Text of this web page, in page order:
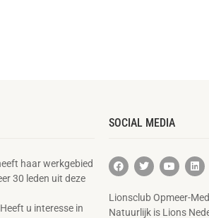
haar werkgebied
30 leden uit deze
Heeft u interesse in
SOCIAL MEDIA
Lionsclub Opmeer-
Natuurlijk is Lions